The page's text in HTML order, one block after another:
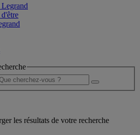
les résultats de votre recherche